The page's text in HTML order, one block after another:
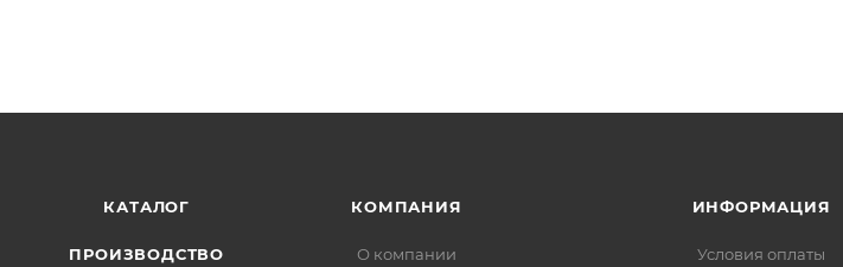
КАТАЛОГ
ПРОИЗВОДСТВО
КОМПАНИЯ
О компании
ИНФОРМАЦИЯ
Условия оплаты